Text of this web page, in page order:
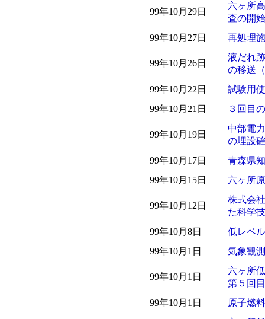
99年10月29日
六ヶ所
査の開
99年10月27日
再処理
99年10月26日
液だれ
の移送
99年10月22日
試験用
99年10月21日
３回目
99年10月19日
中部電
の埋設
99年10月17日
青森県
99年10月15日
六ヶ所
99年10月12日
株式会
た科学
99年10月8日
低レベ
99年10月1日
気象観
99年10月1日
六ヶ所
第５回
99年10月1日
原子燃